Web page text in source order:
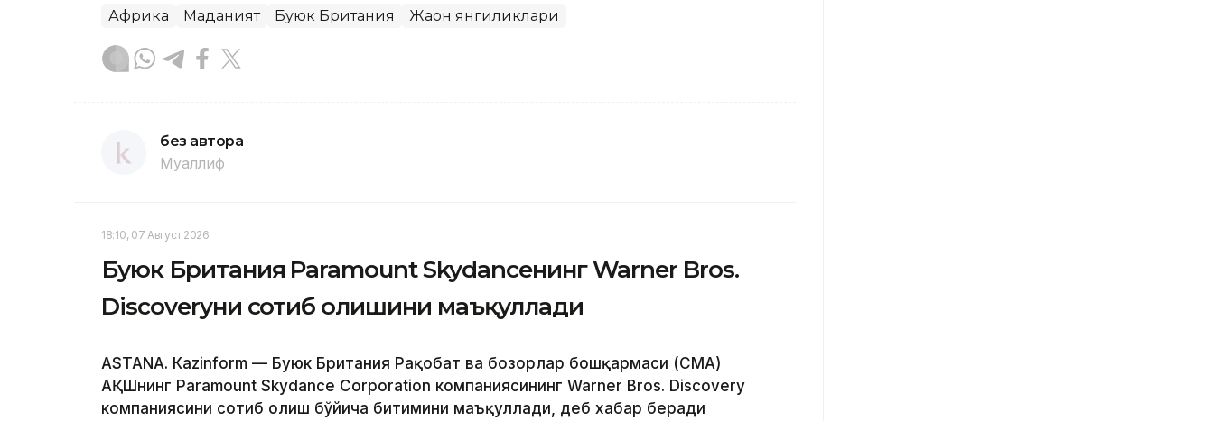
Африка Маданият Буюк Британия Жаҳон янгиликлари
без автора
Муаллиф
18:10, 07 Август 2026
Буюк Британия Paramount Skydanceнинг Warner Bros.
Discoveryни сотиб олишини маъқуллади
ASTANА. Кazinform — Буюк Британия Рақобат ва бозорлар бошқармаси (CМА)
АҚШнинг Paramount Skydance Corporation компаниясининг Warner Bros. Discovery
компаниясини сотиб олиш бўйича битимини маъқуллади, деб хабар беради